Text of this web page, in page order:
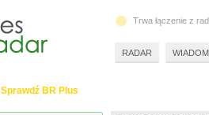
Sprawdź BR Plus
Trwa łączenie z
RADAR